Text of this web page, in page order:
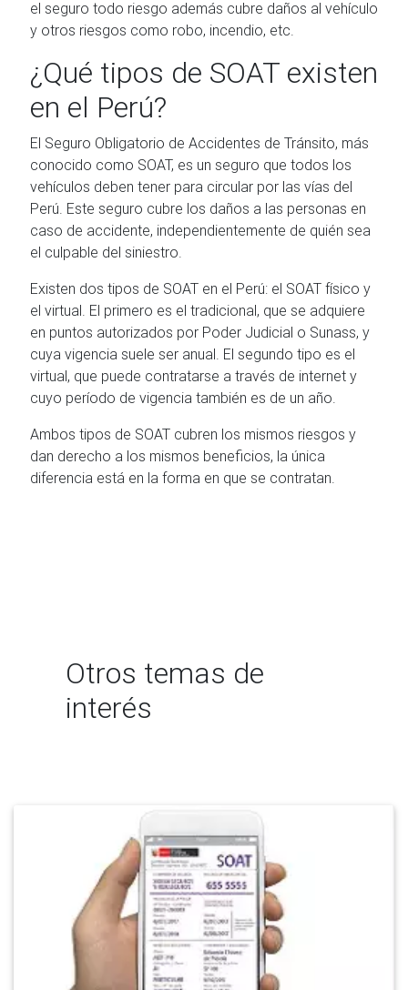
el seguro todo riesgo además cubre daños al vehículo
y otros riesgos como robo, incendio, etc.
¿Qué tipos de SOAT existen
en el Perú?
El Seguro Obligatorio de Accidentes de Tránsito, más
conocido como SOAT, es un seguro que todos los
vehículos deben tener para circular por las vías del
Perú. Este seguro cubre los daños a las personas en
caso de accidente, independientemente de quién sea
el culpable del siniestro.
Existen dos tipos de SOAT en el Perú: el SOAT físico y
el virtual. El primero es el tradicional, que se adquiere
en puntos autorizados por Poder Judicial o Sunass, y
cuya vigencia suele ser anual. El segundo tipo es el
virtual, que puede contratarse a través de internet y
cuyo período de vigencia también es de un año.
Ambos tipos de SOAT cubren los mismos riesgos y
dan derecho a los mismos beneficios, la única
diferencia está en la forma en que se contratan.
Otros temas de
interés